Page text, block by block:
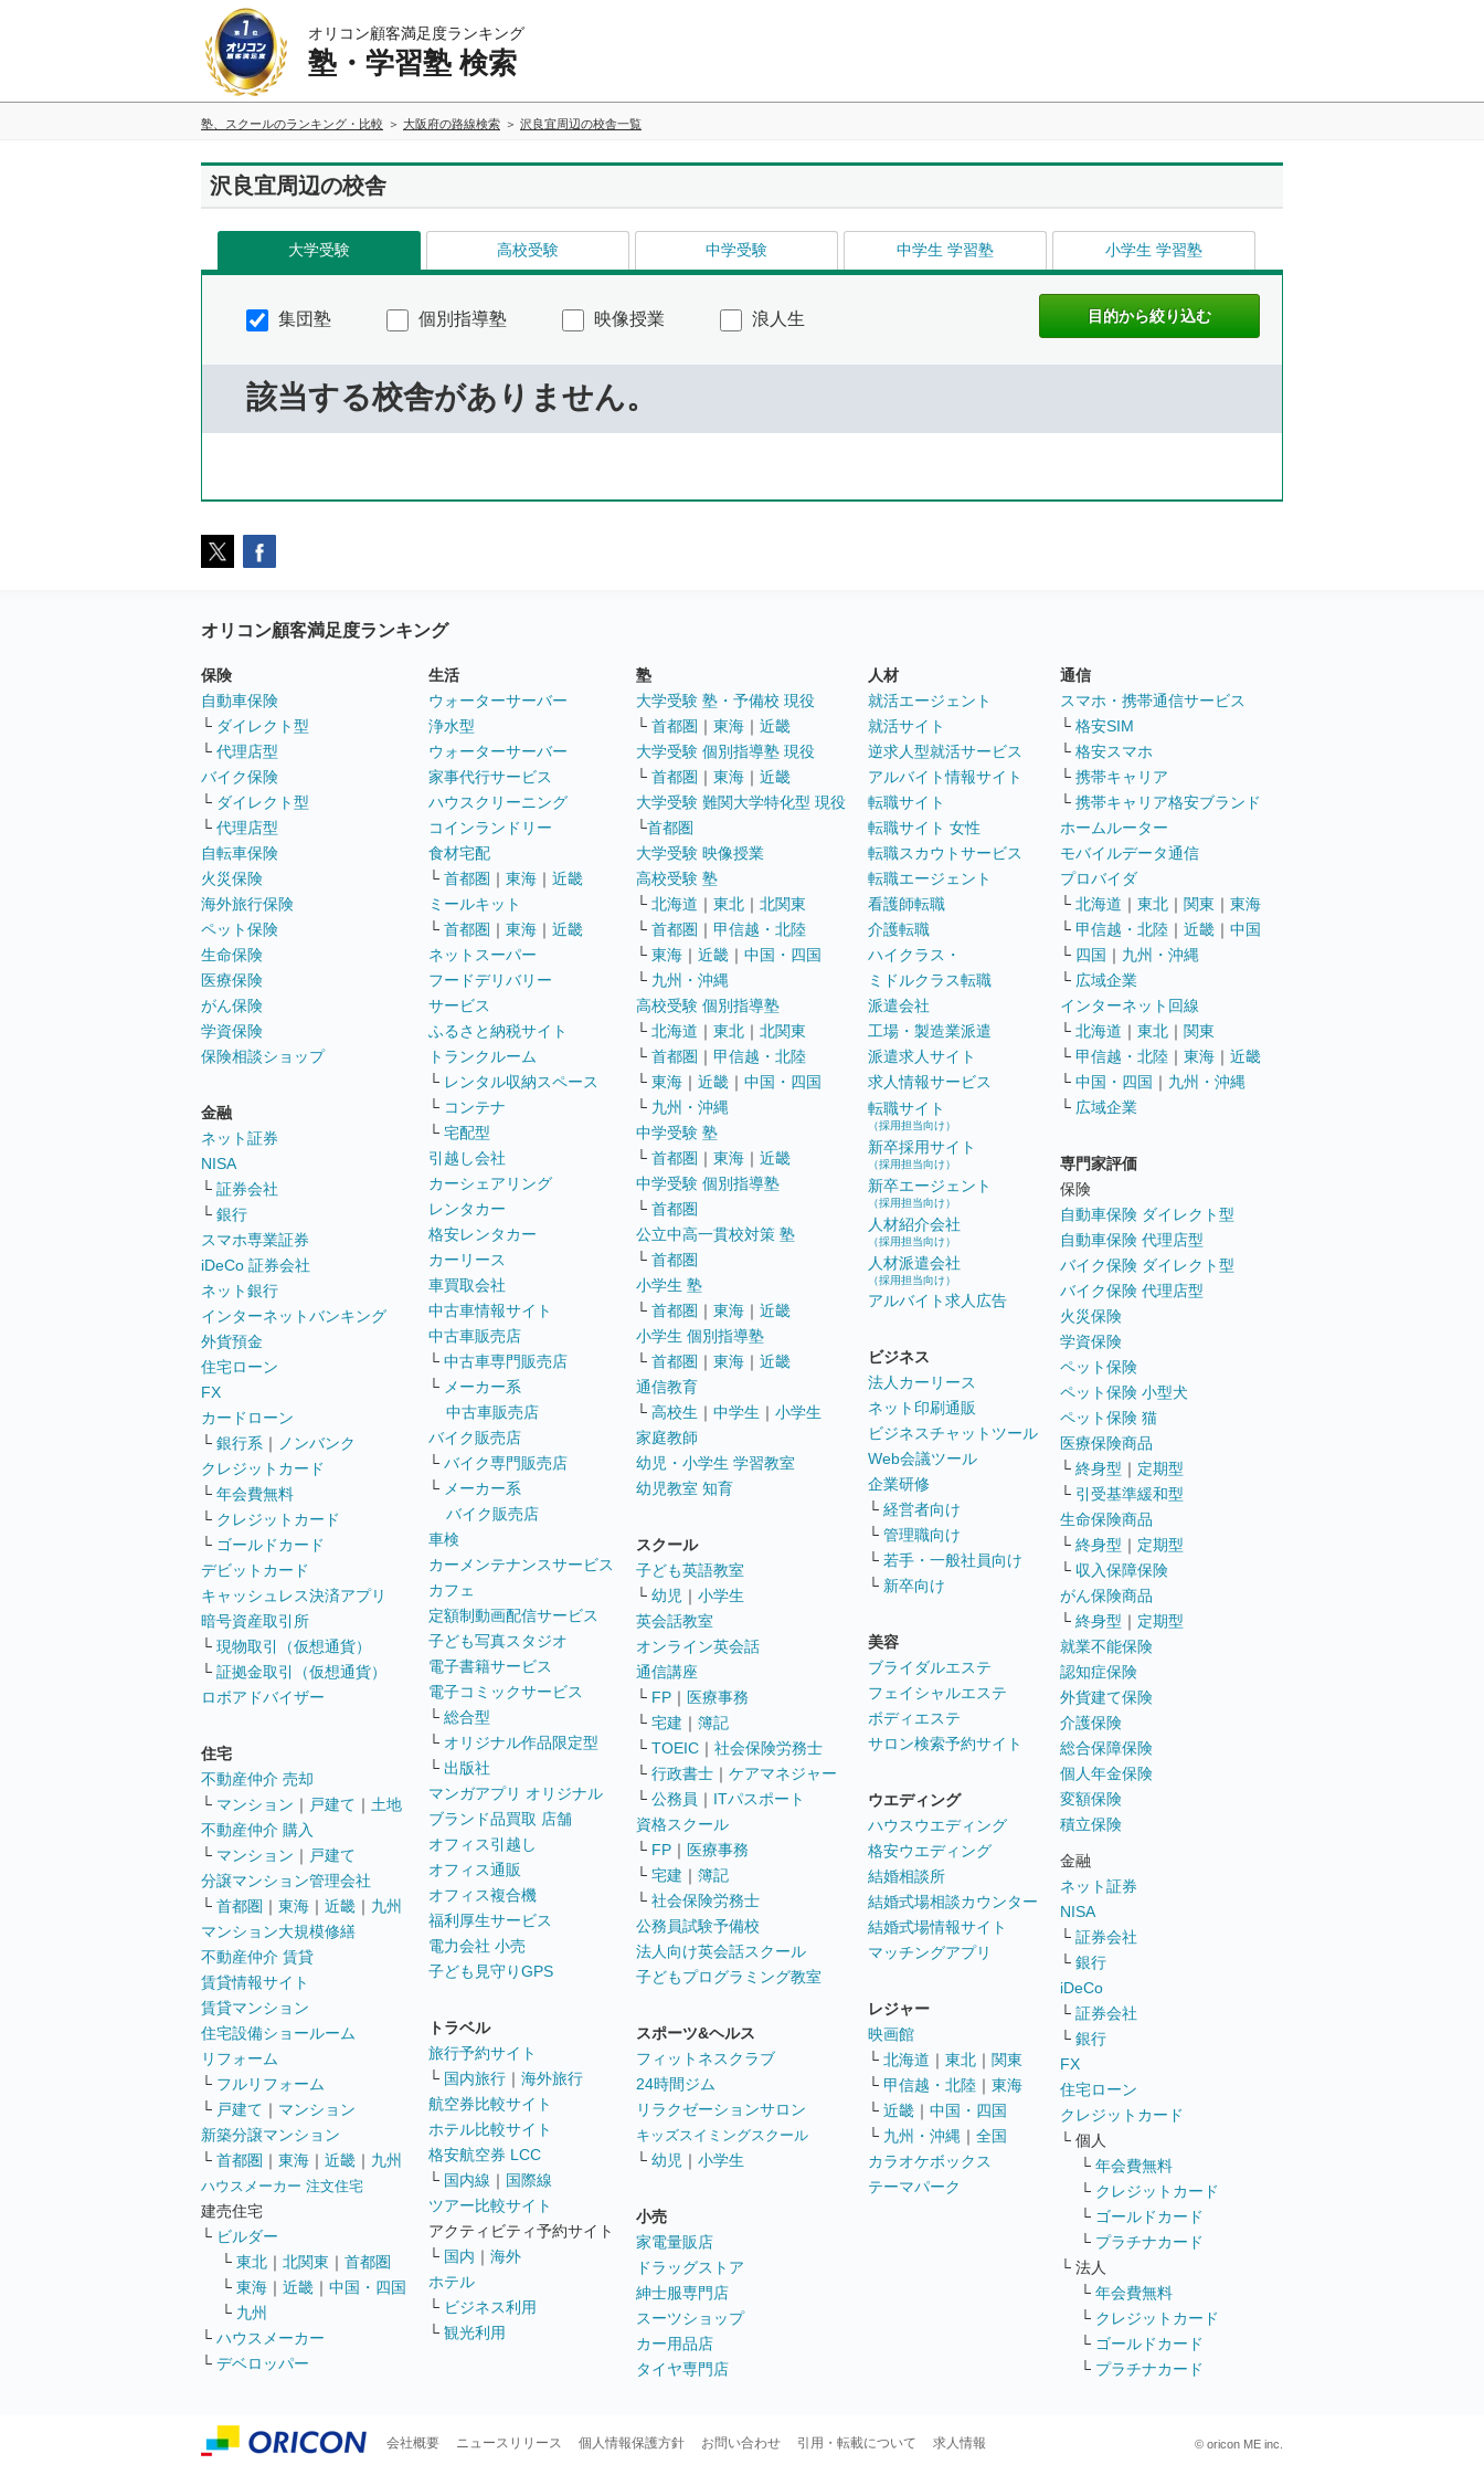
オリコン顧客満足度ランキング
塾・学習塾 検索
塾、スクールのランキング・比較 大阪府の路線検索 沢良宜周辺の校舎一覧
沢良宜周辺の校舎
大学受験 高校受験 中学受験 中学生 学習塾 小学生 学習塾
集団塾 個別指導塾 映像授業 浪人生
該当する校舎がありません。
オリコン顧客満足度ランキング
保険
自動車保険
└ ダイレクト型
└ 代理店型
バイク保険
└ ダイレクト型
└ 代理店型
自転車保険
火災保険
海外旅行保険
ペット保険
生命保険
医療保険
がん保険
学資保険
保険相談ショップ
金融
ネット証券
NISA
└ 証券会社
└ 銀行
スマホ専業証券
iDeCo 証券会社
ネット銀行
インターネットバンキング
外貨預金
住宅ローン
FX
カードローン
└ 銀行系 ｜
ノンバンク
クレジットカード
└ 年会費無料
└ クレジットカード
└ ゴールドカード
デビットカード
キャッシュレス決済アプリ
暗号資産取引所
└ 現物取引（仮想通貨）
└ 証拠金取引（仮想通貨）
ロボアドバイザー
住宅
不動産仲介 売却
└ マンション ｜ 戸建て ｜ 土地
不動産仲介 購入
└ マンション ｜ 戸建て
分譲マンション管理会社
└ 首都圏 ｜ 東海 ｜ 近畿 ｜ 九州
マンション大規模修繕
不動産仲介 賃貸
賃貸情報サイト
賃貸マンション
住宅設備ショールーム
リフォーム
└ フルリフォーム
└ 戸建て ｜ マンション
新築分譲マンション
└ 首都圏 ｜ 東海 ｜ 近畿 ｜ 九州
ハウスメーカー 注文住宅
建売住宅
└ ビルダー
└ 東北 ｜ 北関東 ｜ 首都圏
└ 東海 ｜ 近畿 ｜ 中国・四国
└ 九州
└ ハウスメーカー
└ デベロッパー
生活
ウォーターサーバー
浄水型
ウォーターサーバー
家事代行サービス
ハウスクリーニング
コインランドリー
食材宅配
└ 首都圏 ｜ 東海 ｜ 近畿
ミールキット
└ 首都圏 ｜ 東海 ｜ 近畿
ネットスーパー
フードデリバリー
サービス
ふるさと納税サイト
トランクルーム
└ レンタル収納スペース
└ コンテナ
└ 宅配型
引越し会社
カーシェアリング
レンタカー
格安レンタカー
カーリース
車買取会社
中古車情報サイト
中古車販売店
└ 中古車専門販売店
└ メーカー系
中古車販売店
バイク販売店
└ バイク専門販売店
└ メーカー系
バイク販売店
車検
カーメンテナンスサービス
カフェ
定額制動画配信サービス
子ども写真スタジオ
電子書籍サービス
電子コミックサービス
└ 総合型
└ オリジナル作品限定型
└ 出版社
マンガアプリ オリジナル
ブランド品買取 店舗
オフィス引越し
オフィス通販
オフィス複合機
福利厚生サービス
電力会社 小売
子ども見守りGPS
トラベル
旅行予約サイト
└ 国内旅行 ｜ 海外旅行
航空券比較サイト
ホテル比較サイト
格安航空券 LCC
└ 国内線 ｜ 国際線
ツアー比較サイト
アクティビティ予約サイト
└ 国内 ｜ 海外
ホテル
└ ビジネス利用
└ 観光利用
塾
大学受験 塾・予備校 現役
└ 首都圏 ｜ 東海 ｜ 近畿
大学受験 個別指導塾 現役
└ 首都圏 ｜ 東海 ｜ 近畿
大学受験 難関大学特化型 現役
└首都圏
大学受験 映像授業
高校受験 塾
└ 北海道 ｜ 東北 ｜ 北関東
└ 首都圏 ｜ 甲信越・北陸
└ 東海 ｜ 近畿 ｜ 中国・四国
└ 九州・沖縄
高校受験 個別指導塾
└ 北海道 ｜ 東北 ｜ 北関東
└ 首都圏 ｜ 甲信越・北陸
└ 東海 ｜ 近畿 ｜ 中国・四国
└ 九州・沖縄
中学受験 塾
└ 首都圏 ｜ 東海 ｜ 近畿
中学受験 個別指導塾
└ 首都圏
公立中高一貫校対策 塾
└ 首都圏
小学生 塾
└ 首都圏 ｜ 東海 ｜ 近畿
小学生 個別指導塾
└ 首都圏 ｜ 東海 ｜ 近畿
通信教育
└ 高校生 ｜ 中学生 ｜ 小学生
家庭教師
幼児・小学生 学習教室
幼児教室 知育
スクール
子ども英語教室
└ 幼児 ｜ 小学生
英会話教室
オンライン英会話
通信講座
└ FP ｜ 医療事務
└ 宅建 ｜ 簿記
└ TOEIC ｜ 社会保険労務士
└ 行政書士 ｜ ケアマネジャー
└ 公務員 ｜ ITパスポート
資格スクール
└ FP ｜ 医療事務
└ 宅建 ｜ 簿記
└ 社会保険労務士
公務員試験予備校
法人向け英会話スクール
子どもプログラミング教室
スポーツ&ヘルス
フィットネスクラブ
24時間ジム
リラクゼーションサロン
キッズスイミングスクール
└ 幼児 ｜ 小学生
小売
家電量販店
ドラッグストア
紳士服専門店
スーツショップ
カー用品店
タイヤ専門店
人材
就活エージェント
就活サイト
逆求人型就活サービス
アルバイト情報サイト
転職サイト
転職サイト 女性
転職スカウトサービス
転職エージェント
看護師転職
介護転職
ハイクラス・
ミドルクラス転職
派遣会社
工場・製造業派遣
派遣求人サイト
求人情報サービス
転職サイト
（採用担当向け）
新卒採用サイト
（採用担当向け）
新卒エージェント
（採用担当向け）
人材紹介会社
（採用担当向け）
人材派遣会社
（採用担当向け）
アルバイト求人広告
ビジネス
法人カーリース
ネット印刷通販
ビジネスチャットツール
Web会議ツール
企業研修
└ 経営者向け
└ 管理職向け
└ 若手・一般社員向け
└ 新卒向け
美容
ブライダルエステ
フェイシャルエステ
ボディエステ
サロン検索予約サイト
ウエディング
ハウスウエディング
格安ウエディング
結婚相談所
結婚式場相談カウンター
結婚式場情報サイト
マッチングアプリ
レジャー
映画館
└ 北海道 ｜ 東北 ｜ 関東
└ 甲信越・北陸 ｜ 東海
└ 近畿 ｜ 中国・四国
└ 九州・沖縄 ｜ 全国
カラオケボックス
テーマパーク
通信
スマホ・携帯通信サービス
└ 格安SIM
└ 格安スマホ
└ 携帯キャリア
└ 携帯キャリア格安ブランド
ホームルーター
モバイルデータ通信
プロバイダ
└ 北海道 ｜ 東北 ｜ 関東 ｜ 東海
└ 甲信越・北陸 ｜ 近畿 ｜ 中国
└ 四国 ｜ 九州・沖縄
└ 広域企業
インターネット回線
└ 北海道 ｜ 東北 ｜ 関東
└ 甲信越・北陸 ｜ 東海 ｜ 近畿
└ 中国・四国 ｜ 九州・沖縄
└ 広域企業
専門家評価
保険
自動車保険 ダイレクト型
自動車保険 代理店型
バイク保険 ダイレクト型
バイク保険 代理店型
火災保険
学資保険
ペット保険
ペット保険 小型犬
ペット保険 猫
医療保険商品
└ 終身型 ｜ 定期型
└ 引受基準緩和型
生命保険商品
└ 終身型 ｜ 定期型
└ 収入保障保険
がん保険商品
└ 終身型 ｜ 定期型
就業不能保険
認知症保険
外貨建て保険
介護保険
総合保障保険
個人年金保険
変額保険
積立保険
金融
ネット証券
NISA
└ 証券会社
└ 銀行
iDeCo
└ 証券会社
└ 銀行
FX
住宅ローン
クレジットカード
└ 個人
└ 年会費無料
└ クレジットカード
└ ゴールドカード
└ プラチナカード
└ 法人
└ 年会費無料
└ クレジットカード
└ ゴールドカード
└ プラチナカード
会社概要 ニュースリリース 個人情報保護方針 お問い合わせ 引用・転載について 求人情報 © oricon ME inc.